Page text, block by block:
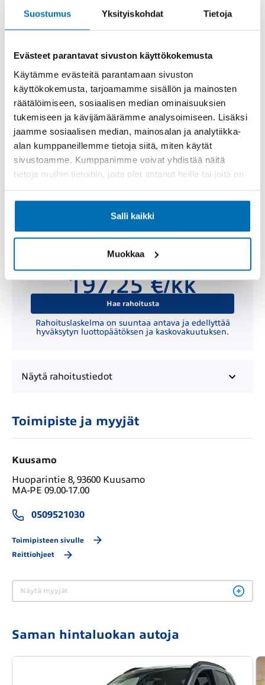
Suostumus Yksityiskohdat Tietoja
Evästeet parantavat sivuston käyttökokemusta
Käytämme evästeitä parantamaan sivuston
käyttökokemusta, tarjoamamme sisällön ja mainosten
räätälöimiseen, sosiaalisen median ominaisuuksien
tukemiseen ja kävijämäärämme analysoimiseen. Lisäksi
jaamme sosiaalisen median, mainosalan ja analytiikka-
alan kumppaneillemme tietoja siitä, miten käytät
sivustoamme. Kumppanimme voivat yhdistää näitä
tietoja muihin tietoihin, joita olet antanut heille tai joita on
Salli kaikki
Muokkaa
Käsiraha tai vaihtoauto (€)
Suurempi viimeinen erä (€)
Kuukausierä
197,25 €/kk
Hae rahoitusta
Rahoituslaskelma on suuntaa antava ja edellyttää
hyväksytyn luottopäätöksen ja kaskovakuutuksen.
Näytä rahoitustiedot
Toimipiste ja myyjät
Kuusamo
Huoparintie 8, 93600 Kuusamo
MA-PE 09.00-17.00
0509521030
Toimipisteen sivulle
Reittiohjeet
Näytä myyjät
Saman hintaluokan autoja